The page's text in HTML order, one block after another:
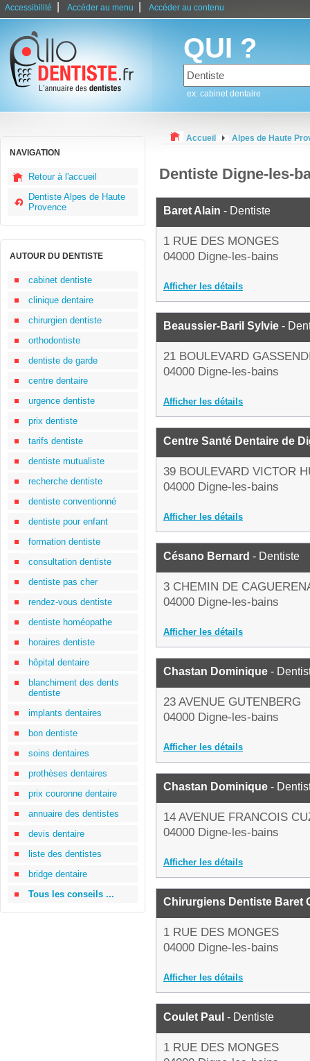
Accessibilité Accéder au menu Accéder au contenu
QUI ?
ex: cabinet dentaire
NAVIGATION
Retour à l'accueil
Dentiste Alpes de Haute
Provence
AUTOUR DU DENTISTE
cabinet dentiste
clinique dentaire
chirurgien dentiste
orthodontiste
dentiste de garde
centre dentaire
urgence dentiste
prix dentiste
tarifs dentiste
dentiste mutualiste
recherche dentiste
dentiste conventionné
dentiste pour enfant
formation dentiste
consultation dentiste
dentiste pas cher
rendez-vous dentiste
dentiste homéopathe
horaires dentiste
hôpital dentaire
blanchiment des dents
dentiste
implants dentaires
bon dentiste
soins dentaires
prothèses dentaires
prix couronne dentaire
annuaire des dentistes
devis dentaire
liste des dentistes
bridge dentaire
Tous les conseils ...
Accueil Alpes de Haute
Dentiste Digne-les-
Baret Alain - Dentiste
1 RUE DES MONGES
04000 Digne-les-bains
Afficher les détails
Beaussier-Baril Sylvie -
21 BOULEVARD
04000 Digne-les-bains
Afficher les détails
Centre Santé Dentaire de
39 BOULEVARD VICTOR
04000 Digne-les-bains
Afficher les détails
Césano Bernard - Dentiste
3 CHEMIN DE
04000 Digne-les-bains
Afficher les détails
Chastan Dominique -
23 AVENUE GUTENBERG
04000 Digne-les-bains
Afficher les détails
Chastan Dominique -
14 AVENUE FRANCOIS
04000 Digne-les-bains
Afficher les détails
Chirurgiens Dentiste Baret
1 RUE DES MONGES
04000 Digne-les-bains
Afficher les détails
Coulet Paul - Dentiste
1 RUE DES MONGES